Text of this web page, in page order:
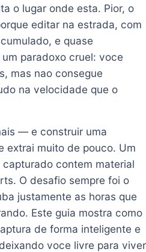
o lugar onde esta. Pior, o
editar na estrada, com
e quase
paradoxo cruel: voce
mas nao consegue
na velocidade que o
— e construir uma
extrai muito de pouco. Um
contem material
O desafio sempre foi o
justamente as horas que
Este guia mostra como
de forma inteligente e
voce livre para viver